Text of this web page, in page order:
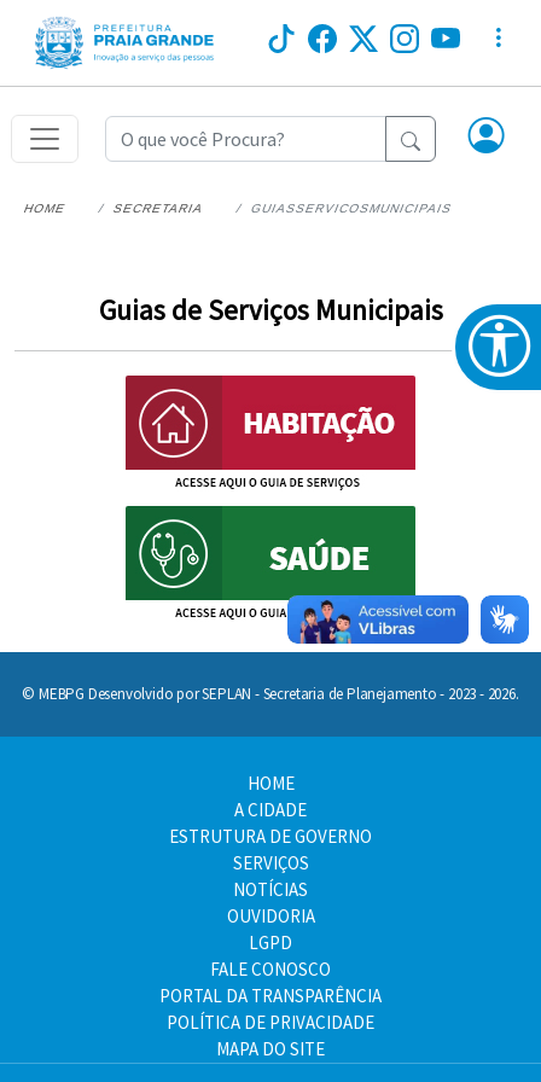
HOME SECRETARIA GUIASSERVICOSMUNICIPAIS
Guias de Serviços Municipais
© MEBPG Desenvolvido por SEPLAN - Secretaria de Planejamento - 2023 - 2026.
HOME
A CIDADE
ESTRUTURA DE GOVERNO
SERVIÇOS
NOTÍCIAS
OUVIDORIA
LGPD
FALE CONOSCO
PORTAL DA TRANSPARÊNCIA
POLÍTICA DE PRIVACIDADE
MAPA DO SITE